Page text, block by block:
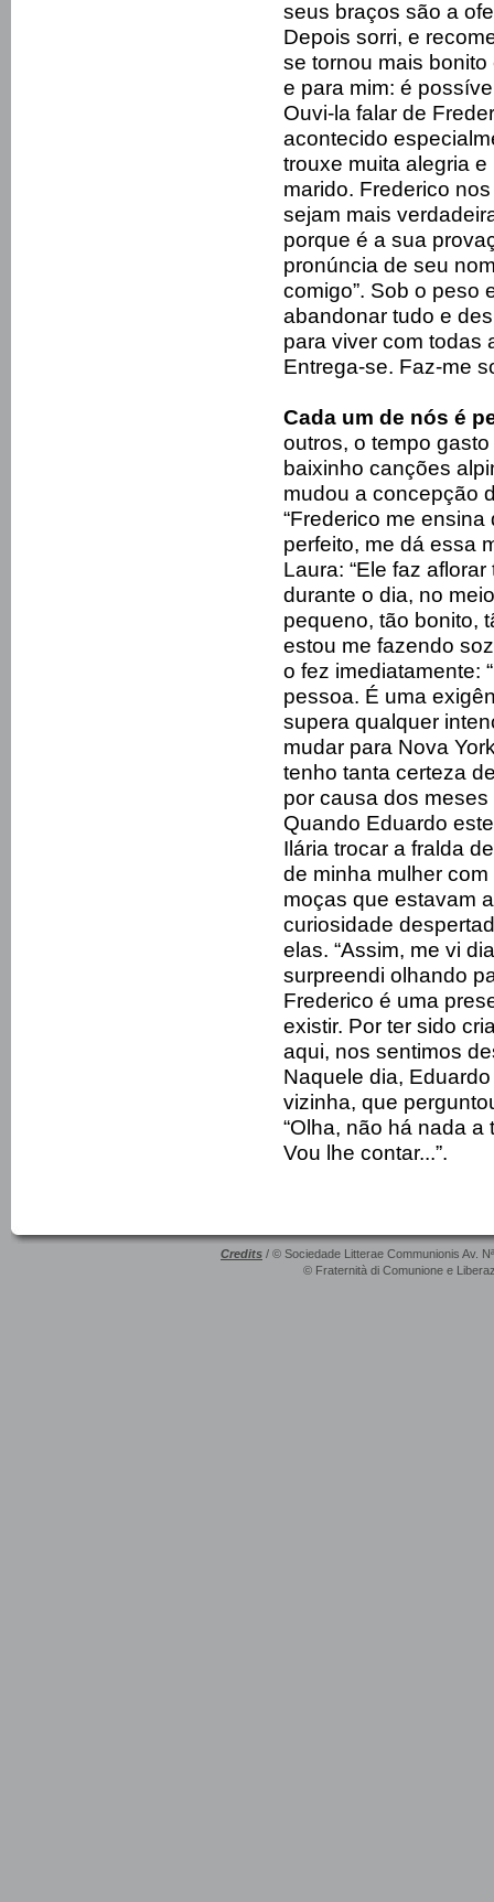
seus braços são a
Depois sorri, e
se tornou mais
e para mim: é
Ouvi-la falar de
acontecido
trouxe muita alegria
marido. Frederico
sejam mais
porque é a sua
pronúncia de seu
comigo”. Sob o peso
abandonar tudo e
para viver com todas
Entrega-se. Faz-me
Cada um de nós é
outros, o tempo
baixinho canções
mudou a concepção
“Frederico me
perfeito, me dá essa
Laura: “Ele faz
durante o dia, no
pequeno, tão bonito,
estou me fazendo
o fez imediatamente:
pessoa. É uma
supera qualquer
mudar para Nova
tenho tanta certeza
por causa dos meses
Quando Eduardo
Ilária trocar a fralda
de minha mulher
moças que estavam
curiosidade
elas. “Assim, me vi
surpreendi olhando
Frederico é uma
existir. Por ter sido
aqui, nos sentimos
Naquele dia,
vizinha, que
“Olha, não há nada a
Vou lhe contar...”.
Credits / © Sociedade Litterae Communionis Av.
© Fraternità di Comunione e